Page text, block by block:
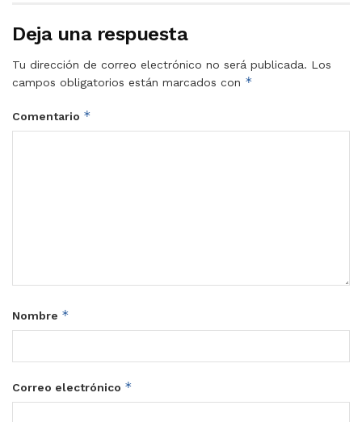
Deja una respuesta
Tu dirección de correo electrónico no será publicada. Los
campos obligatorios están marcados con *
Comentario *
Nombre *
Correo electrónico *